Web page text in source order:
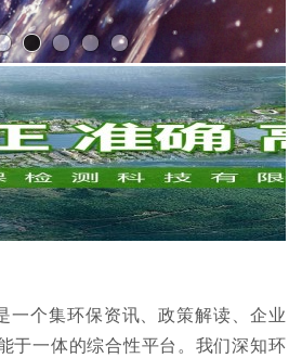
一个集环保资讯、政策解读、企业
于一体的综合性平台。我们深知环